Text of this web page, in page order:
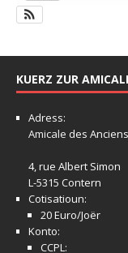
KUERZ ZUR
Adress:
Amicale des
4, rue Albert Simon
L-5315 Contern
Cotisatioun:
20 Euro/Joër
Konto:
CCPL: